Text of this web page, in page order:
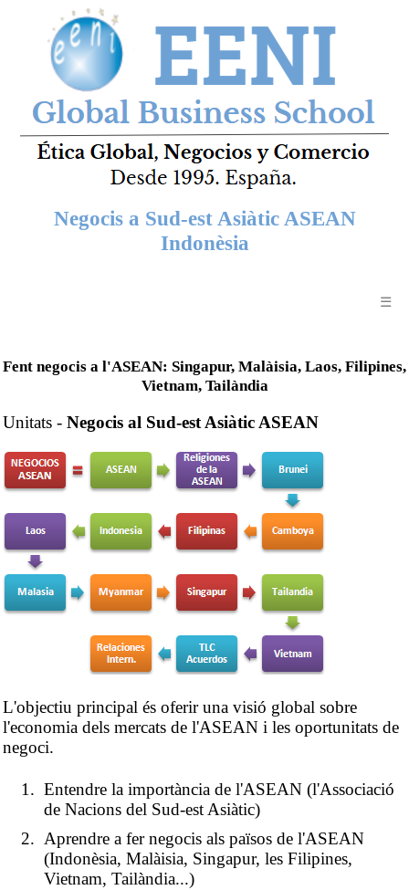
Negocis a Sud-est Asiàtic ASEAN
Indonèsia
☰
Fent negocis a l'ASEAN: Singapur, Malàisia, Laos, Filipines,
Vietnam, Tailàndia
Unitats - Negocis al Sud-est Asiàtic ASEAN
L'objectiu principal és oferir una visió global sobre
l'economia dels mercats de l'ASEAN i les oportunitats de
negoci.
Entendre la importància de l'ASEAN (l'Associació
de Nacions del Sud-est Asiàtic)
Aprendre a fer negocis als països de l'ASEAN
(Indonèsia, Malàisia, Singapur, les Filipines,
Vietnam, Tailàndia...)